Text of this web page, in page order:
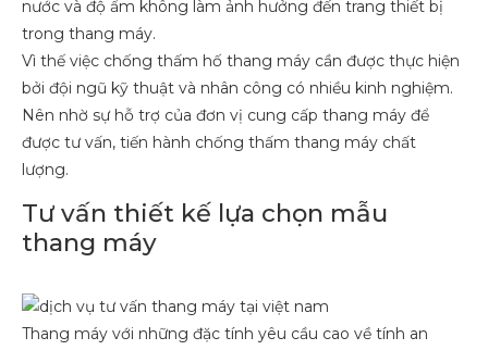
nước và độ ẩm không làm ảnh hưởng đến trang thiết bị
trong thang máy.
Vì thế việc chống thấm hố thang máy cần được thực hiện
bởi đội ngũ kỹ thuật và nhân công có nhiều kinh nghiệm.
Nên nhờ sự hỗ trợ của đơn vị cung cấp thang máy để
được tư vấn, tiến hành chống thấm thang máy chất
lượng.
Tư vấn thiết kế lựa chọn mẫu
thang máy
Thang máy với những đặc tính yêu cầu cao về tính an